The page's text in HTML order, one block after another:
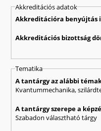
Akkreditációs adatok
Akkreditációra benyújtás
Akkreditációs bizottság
Tematika
A tantárgy az alábbi
Kvantummechanika,
A tantárgy szerepe a
Szabadon választható tárgy